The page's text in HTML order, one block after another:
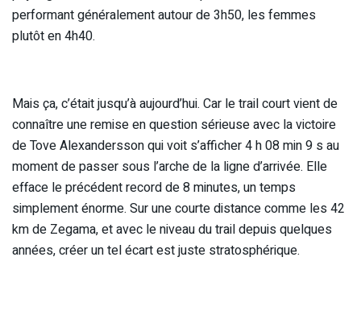
performant généralement autour de 3h50, les femmes
plutôt en 4h40.
Mais ça, c’était jusqu’à aujourd’hui. Car le trail court vient de
connaître une remise en question sérieuse avec la victoire
de Tove Alexandersson qui voit s’afficher 4 h 08 min 9 s au
moment de passer sous l’arche de la ligne d’arrivée. Elle
efface le précédent record de 8 minutes, un temps
simplement énorme. Sur une courte distance comme les 42
km de Zegama, et avec le niveau du trail depuis quelques
années, créer un tel écart est juste stratosphérique.